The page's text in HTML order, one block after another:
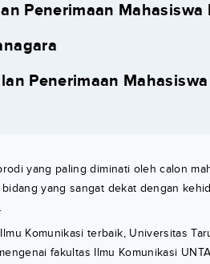
Penerimaan Mahasiswa
Penerimaan
yang paling diminati oleh calon
yang sangat dekat dengan
Komunikasi terbaik, Universitas
fakultas Ilmu Komunikasi